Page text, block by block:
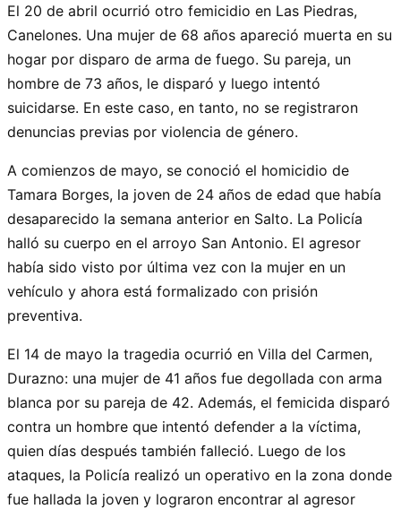
El 20 de abril ocurrió otro femicidio en Las Piedras,
Canelones. Una mujer de 68 años apareció muerta en su
hogar por disparo de arma de fuego. Su pareja, un
hombre de 73 años, le disparó y luego intentó
suicidarse. En este caso, en tanto, no se registraron
denuncias previas por violencia de género.
A comienzos de mayo, se conoció el homicidio de
Tamara Borges, la joven de 24 años de edad que había
desaparecido la semana anterior en Salto. La Policía
halló su cuerpo en el arroyo San Antonio. El agresor
había sido visto por última vez con la mujer en un
vehículo y ahora está formalizado con prisión
preventiva.
El 14 de mayo la tragedia ocurrió en Villa del Carmen,
Durazno: una mujer de 41 años fue degollada con arma
blanca por su pareja de 42. Además, el femicida disparó
contra un hombre que intentó defender a la víctima,
quien días después también falleció. Luego de los
ataques, la Policía realizó un operativo en la zona donde
fue hallada la joven y lograron encontrar al agresor